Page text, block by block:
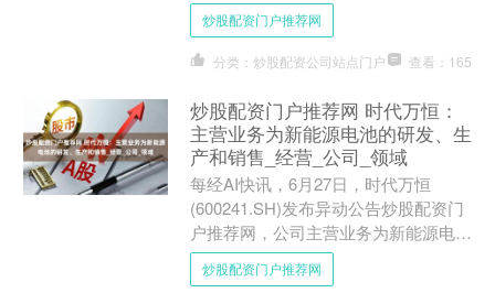
家考古遗址公园负责人培训班在苏州开
班。来自全国各地的国家考....
炒股配资门户推荐网
分类：炒股配资公司站点门户 查看：165
炒股配资门户推荐网 时代万恒：
主营业务为新能源电池的研发、生
产和销售_经营_公司_领域
每经AI快讯，6月27日，时代万恒
(600241.SH)发布异动公告炒股配资门
户推荐网，公司主营业务为新能源电池
的研发、生产和销售，涉及锂离子电池
和镍氢电池两部....
炒股配资门户推荐网